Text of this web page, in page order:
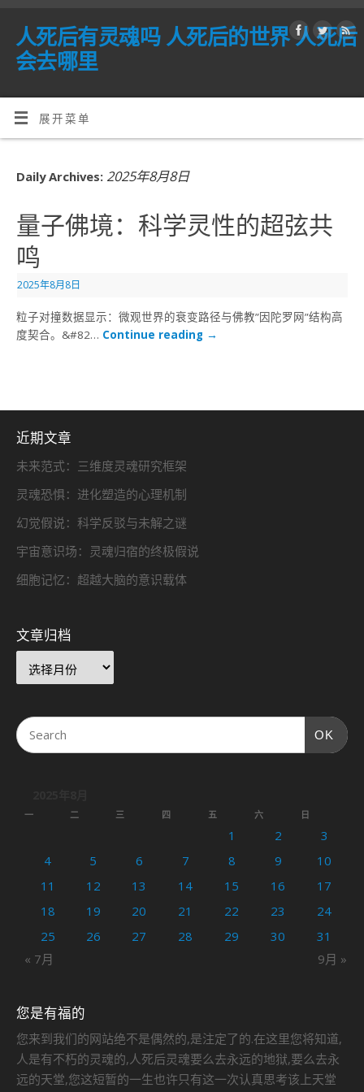
人死后有灵魂吗 人死后的世界 人死后
会去哪里
展开菜单
Daily Archives: 2025年8月8日
量子佛境：科学灵性的超弦共
鸣
2025年8月8日
粒子对撞数据显示：微观世界的衰变路径与佛教”因陀罗网”结构高
度契合。&#82… Continue reading →
近期文章
未来范式：三维度灵魂研究框架
灵魂恐惧：进化塑造的心理机制
幻觉假说：科学反驳与未解之谜
宇宙意识场：灵魂归宿的终极假说
细胞记忆：超越大脑的意识载体
文章归档
OK
一 二 三 四 五 六 日
« 7月 9月 »
1 2
3
4
5 6 7 8 9
10
11
12 13 14 15 16
17
18
19 20 21 22 23
24
25
26 27 28 29 30 31
您是有福的
您来到我们的网站绝不是偶然的,是注定了的.在这里您将知道,
人是有不朽的灵魂的,人死后灵魂要么去永远的地狱,要么去永
远的天堂,您这短暂的一生也许只有这一次认真思考该上天堂